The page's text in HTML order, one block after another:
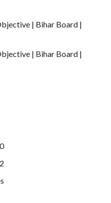
| Bihar Board |
| Bihar Board |